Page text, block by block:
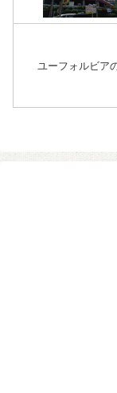
ユーフォルビア